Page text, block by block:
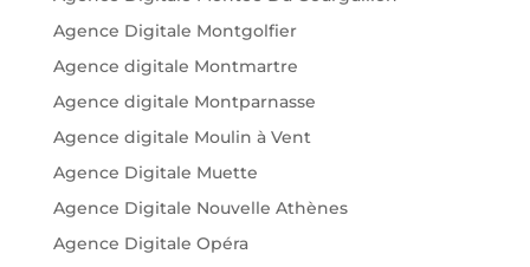
Agence Digitale Montgolfier
Agence digitale Montmartre
Agence digitale Montparnasse
Agence digitale Moulin à Vent
Agence Digitale Muette
Agence Digitale Nouvelle Athènes
Agence Digitale Opéra